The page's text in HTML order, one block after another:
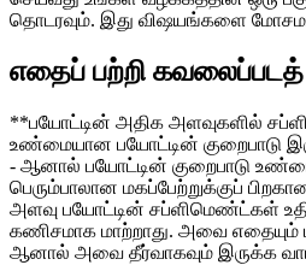
தொடரவும். இது விஷயங்களை
எதைப் பற்றி
**பயோட்டின் அதிக அளவுகளில்
உண்மையான பயோட்டின் குறைபாடு
- ஆனால் பயோட்டின் குறைபாடு
பெரும்பாலான மகப்பேற்றுக்குப்
அளவு பயோட்டின் சப்ளிமெண்ட்கள்
கணிசமாக மாற்றாது. அவை எதையும்
ஆனால் அவை தீர்வாகவும் இருக்க